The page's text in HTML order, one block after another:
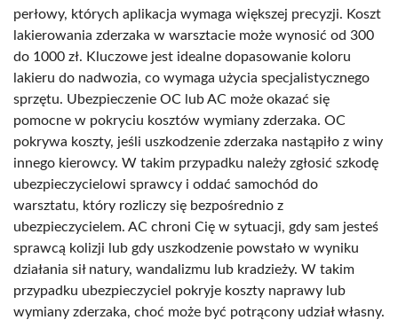
perłowy, których aplikacja wymaga większej precyzji. Koszt
lakierowania zderzaka w warsztacie może wynosić od 300
do 1000 zł. Kluczowe jest idealne dopasowanie koloru
lakieru do nadwozia, co wymaga użycia specjalistycznego
sprzętu. Ubezpieczenie OC lub AC może okazać się
pomocne w pokryciu kosztów wymiany zderzaka. OC
pokrywa koszty, jeśli uszkodzenie zderzaka nastąpiło z winy
innego kierowcy. W takim przypadku należy zgłosić szkodę
ubezpieczycielowi sprawcy i oddać samochód do
warsztatu, który rozliczy się bezpośrednio z
ubezpieczycielem. AC chroni Cię w sytuacji, gdy sam jesteś
sprawcą kolizji lub gdy uszkodzenie powstało w wyniku
działania sił natury, wandalizmu lub kradzieży. W takim
przypadku ubezpieczyciel pokryje koszty naprawy lub
wymiany zderzaka, choć może być potrącony udział własny.